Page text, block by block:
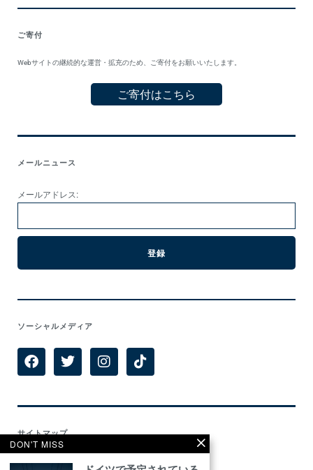
ご寄付
Webサイトの継続的な運営・拡充のため、ご寄付をお願いいたします。
ご寄付はこちら
メールニュース
メールアドレス:
ソーシャルメディア
サイトマップ
Home
DON'T MISS